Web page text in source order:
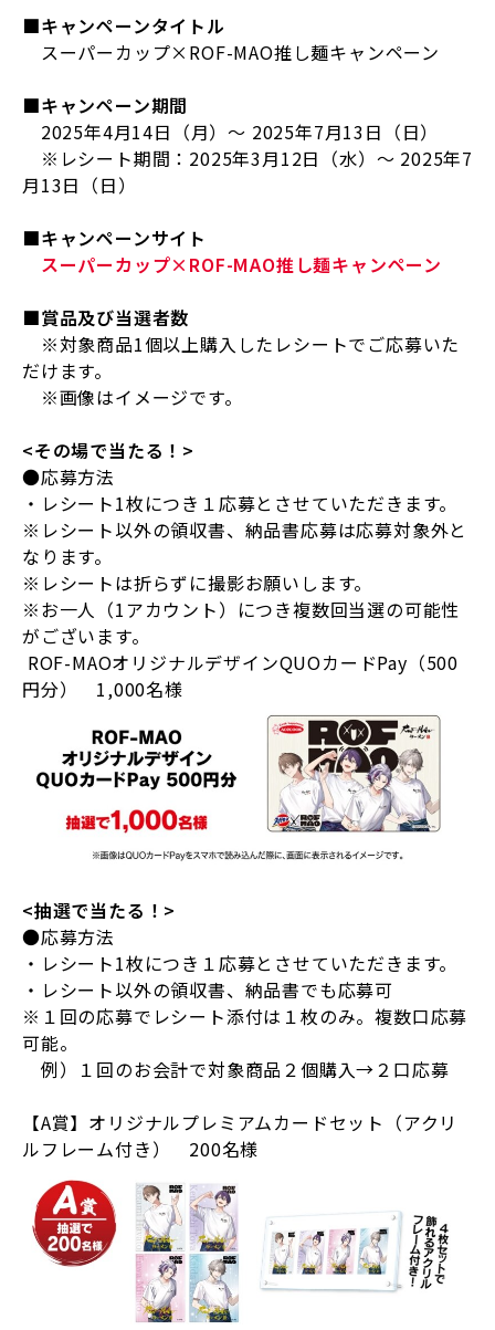
■キャンペーンタイトル
スーパーカップ×ROF-MAO推し麺キャンペーン
■キャンペーン期間
2025年4月14日（月）～ 2025年7月13日（日）
※レシート期間：2025年3月12日（水）～ 2025年7
月13日（日）
■キャンペーンサイト
スーパーカップ×ROF-MAO推し麺キャンペーン
■賞品及び当選者数
※対象商品1個以上購入したレシートでご応募いた
だけます。
※画像はイメージです。
<その場で当たる！ >
●応募方法
・レシート1枚につき１応募とさせていただきます。
※レシート以外の領収書、納品書応募は応募対象外と
なります。
※レシートは折らずに撮影お願いします。
※お一人（1アカウント）につき複数回当選の可能性
がございます。
ROF-MAOオリジナルデザインQUOカードPay（500
円分） 1,000名様
<抽選で当たる！ >
●応募方法
・レシート1枚につき１応募とさせていただきます。
・レシート以外の領収書、納品書でも応募可
※１回の応募でレシート添付は１枚のみ。複数口応募
可能。
例）１回のお会計で対象商品２個購入→２口応募
【A賞】オリジナルプレミアムカードセット（アクリ
ルフレーム付き） 200名様